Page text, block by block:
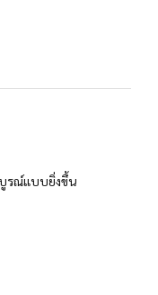
บูรณ์แบบยิ่งขึ้น